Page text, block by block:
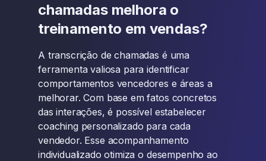
chamadas melhora o
treinamento em vendas?
A transcrição de chamadas é uma
ferramenta valiosa para identificar
comportamentos vencedores e áreas a
melhorar. Com base em fatos concretos
das interações, é possível estabelecer
coaching personalizado para cada
vendedor. Esse acompanhamento
individualizado otimiza o desempenho ao